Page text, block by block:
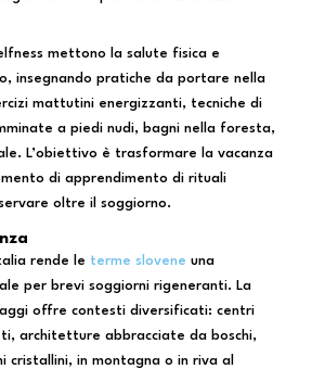
mettono la salute fisica e
insegnando pratiche da portare nella
mattutini energizzanti, tecniche di
a piedi nudi, bagni nella foresta,
L’obiettivo è trasformare la vacanza
di apprendimento di rituali
oltre il soggiorno.
rende le terme slovene una
per brevi soggiorni rigeneranti. La
offre contesti diversificati: centri
architetture abbracciate da boschi,
cristallini, in montagna o in riva al